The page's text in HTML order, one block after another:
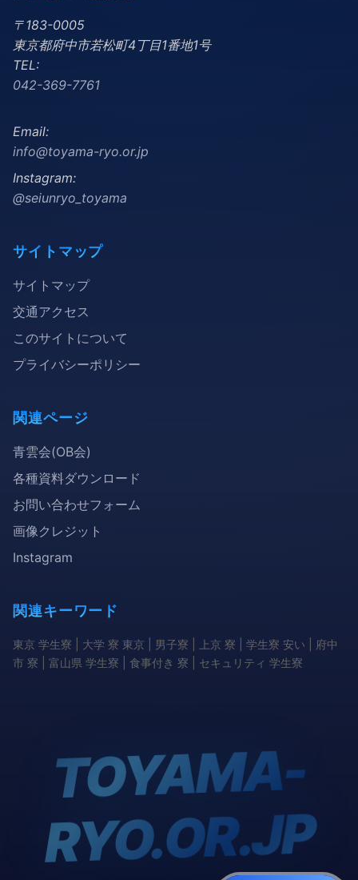
〒183-0005
東京都府中市若松町4丁目1番地1号
TEL:
042-369-7761
Email:
info@toyama-ryo.or.jp
Instagram:
@seiunryo_toyama
サイトマップ
サイトマップ
交通アクセス
このサイトについて
プライバシーポリシー
関連ページ
青雲会(OB会)
各種資料ダウンロード
お問い合わせフォーム
画像クレジット
Instagram
関連キーワード
東京 学生寮 | 大学 寮 東京 | 男子寮 | 上京 寮 | 学生寮 安い | 府中
市 寮 | 富山県 学生寮 | 食事付き 寮 | セキュリティ 学生寮
TOYA
MA-
RYO.OR.JP